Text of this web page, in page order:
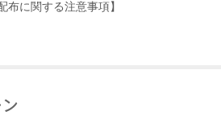
布に関する注意事項】